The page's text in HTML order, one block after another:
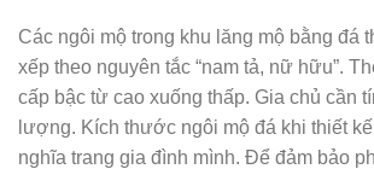
Các ngôi mộ trong khu lăng mộ bằng đá
xếp theo nguyên tắc “nam tả, nữ hữu”.
cấp bậc từ cao xuống thấp. Gia chủ cần
lượng. Kích thước ngôi mộ đá khi thiết
nghĩa trang gia đình mình. Để đảm bảo